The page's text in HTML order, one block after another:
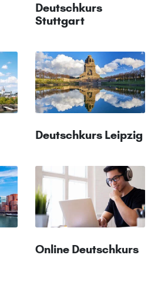
Deutschkurs
Stuttgart
Deutschkurs Leipzig
Online Deutschkurs